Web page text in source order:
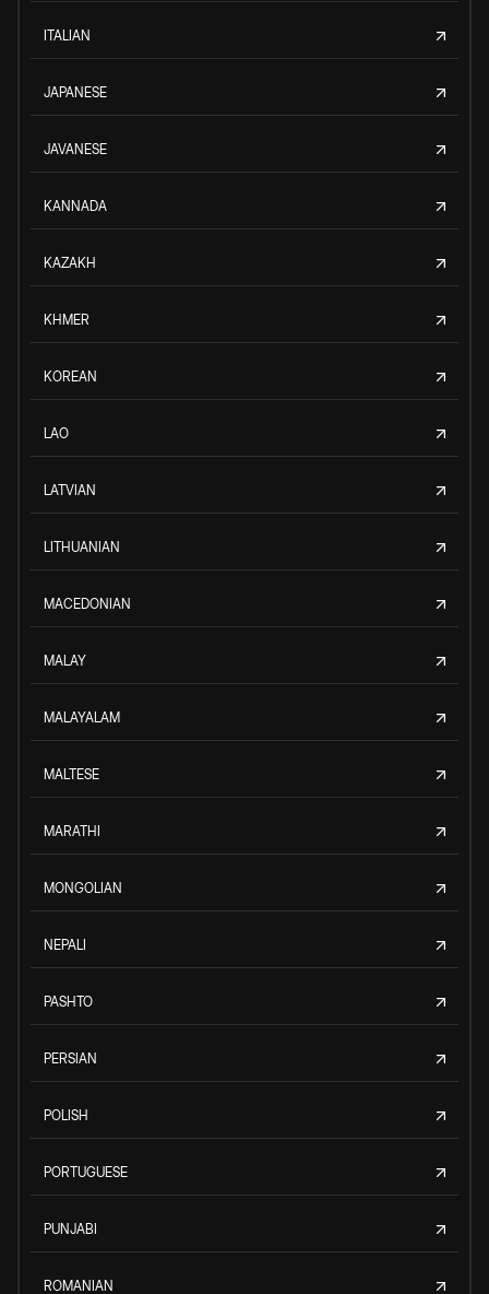
ITALIAN
JAPANESE
JAVANESE
KANNADA
KAZAKH
KHMER
KOREAN
LAO
LATVIAN
LITHUANIAN
MACEDONIAN
MALAY
MALAYALAM
MALTESE
MARATHI
MONGOLIAN
NEPALI
PASHTO
PERSIAN
POLISH
PORTUGUESE
PUNJABI
ROMANIAN